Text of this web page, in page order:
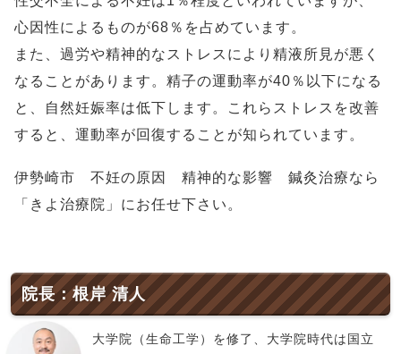
心因性によるものが68％を占めています。
また、過労や精神的なストレスにより精液所見が悪く
なることがあります。精子の運動率が40％以下になる
と、自然妊娠率は低下します。これらストレスを改善
すると、運動率が回復することが知られています。
伊勢崎市 不妊の原因 精神的な影響 鍼灸治療なら
「きよ治療院」にお任せ下さい。
院長：根岸 清人
大学院（生命工学）を修了、大学院時代は国立